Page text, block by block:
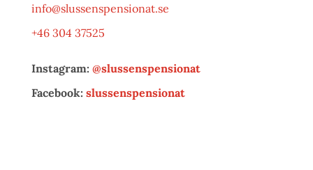
info@slussenspensionat.se
+46 304 37525
Instagram: @slussenspensionat
Facebook: slussenspensionat